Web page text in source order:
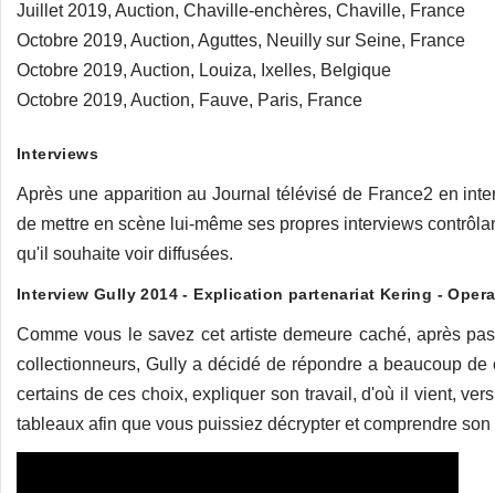
Juillet 2019, Auction, Chaville-enchères, Chaville, France
Octobre 2019, Auction, Aguttes, Neuilly sur Seine, France
Octobre 2019, Auction, Louiza, Ixelles, Belgique
Octobre 2019, Auction, Fauve, Paris, France
Interviews
Après une apparition au Journal télévisé de France2 en
de mettre en scène lui-même ses propres interviews
qu'il souhaite voir diffusées.
Interview Gully 2014 - Explication partenariat Kering -
Comme vous le savez cet artiste demeure caché, après
collectionneurs, Gully a décidé de répondre a beaucoup
certains de ces choix, expliquer son travail, d'où il vient,
tableaux afin que vous puissiez décrypter et comprendre son